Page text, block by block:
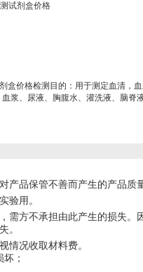
试剂盒价格
盒价格检测目的：用于测定血清，
浆、尿液、胸腹水、灌洗液、脑脊
品保管不善而产生的产品质
验用。
需方不承担由此产生的损失。
。
情况收取材料费。
；